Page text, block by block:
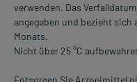
verwenden. Das
angegeben und bezieht sich
Monats.
Nicht über 25 °C
Entsorgen Sie Arzneimittel